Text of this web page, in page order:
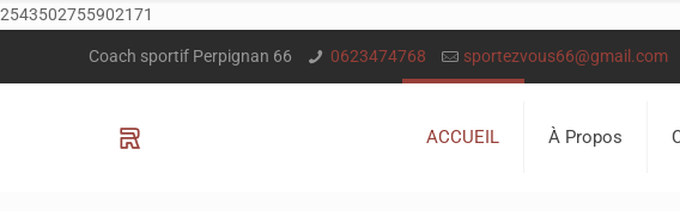
2543502755902171
Coach sportif Perpignan 66 0623474768 sportezvous66@gmail.com
ACCUEIL À Propos